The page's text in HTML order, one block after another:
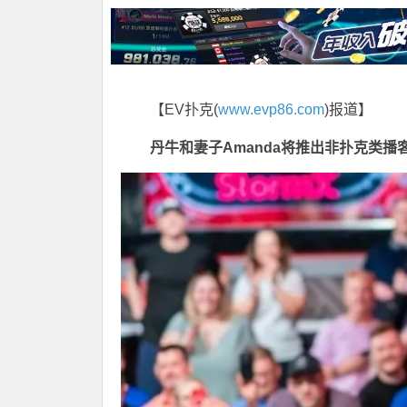
【EV扑克(www.evp86.com)报道】
丹牛和妻子Amanda将推出非扑克类播